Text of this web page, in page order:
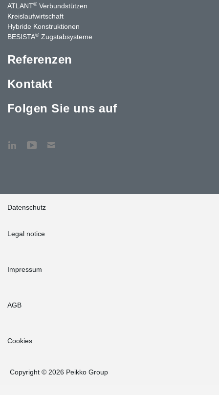
ATLANT® Verbundstützen
Kreislaufwirtschaft
Hybride Konstruktionen
BESISTA® Zugstabsysteme
Referenzen
Kontakt
Folgen Sie uns auf
Datenschutz
Legal notice
Impressum
AGB
Cookies
Copyright © 2026 Peikko Group